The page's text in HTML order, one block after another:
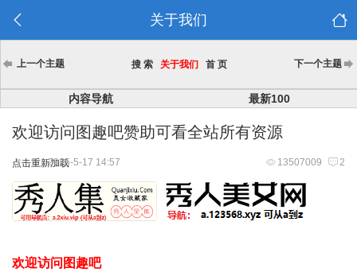
关于我们
上一个主题 搜 索 关于我们 首 页 下一个主题
内容导航 最新100
欢迎访问图趣吧赞助可看全站所有资源
点击重新加载 13507009 2
2025-5-17 14:57
欢迎访问图趣吧